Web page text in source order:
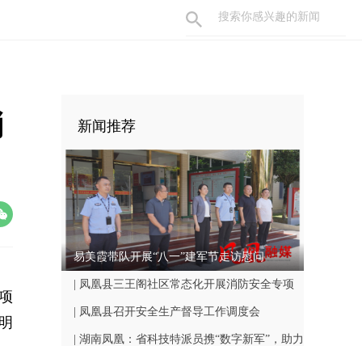
新闻推荐
易美霞带队开展“八一”建军节走访慰问
| 凤凰县三王阁社区常态化开展消防安全专项
巡查工作
| 凤凰县召开安全生产督导工作调度会
| 湖南凤凰：省科技特派员携“数字新军”，助力